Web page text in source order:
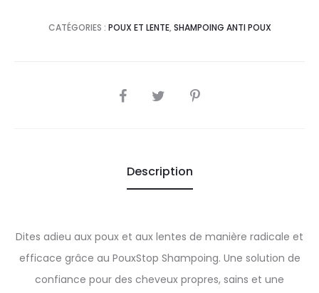
CATÉGORIES : POUX ET LENTE, SHAMPOING ANTI POUX
SHARE
Description
Dites adieu aux poux et aux lentes de manière radicale et
efficace grâce au PouxStop Shampoing. Une solution de
confiance pour des cheveux propres, sains et une